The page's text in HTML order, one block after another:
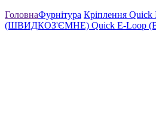
ГоловнаФурнітура Кріплення Quick
(ШВИДКОЗ'ЄМНЕ) Quick E-Loop